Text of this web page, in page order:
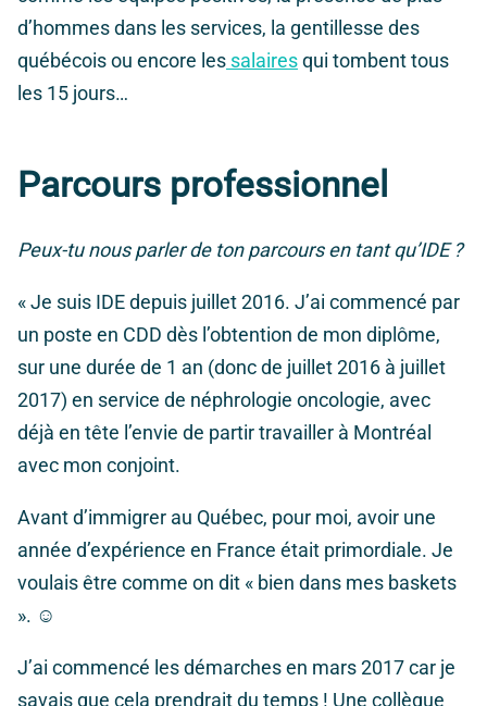
d’hommes dans les services, la gentillesse des
québécois ou encore les salairesqui tombent tous
les 15 jours…
Parcours professionnel
Peux-tu nous parler de ton parcours en tant qu’IDE ?
«Je suis IDE depuis juillet 2016. J’ai commencé par
un poste en CDD dès l’obtention de mon diplôme,
sur une durée de 1 an (donc de juillet 2016 à juillet
2017) en service de néphrologie oncologie, avec
déjà en tête l’envie de partir travailler à Montréal
avec mon conjoint.
Avant d’immigrer au Québec, pour moi, avoir une
année d’expérience en France était primordiale. Je
voulais être comme on dit « bien dans mes baskets
». ☺
J’ai commencé les démarches en mars 2017 car je
savais que cela prendrait du temps ! Une collègue